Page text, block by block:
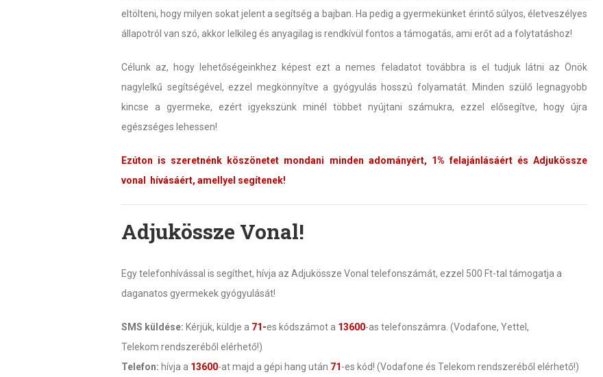
eltölteni, hogy milyen sokat jelent a segítség a bajban. Ha pedig a gyermekünket érintő súlyos, életveszélyes
állapotról van szó, akkor lelkileg és anyagilag is rendkívül fontos a támogatás, ami erőt ad a folytatáshoz!
Célunk az, hogy lehetőségeinkhez képest ezt a nemes feladatot továbbra is el tudjuk látni az Önök
nagylelkű segítségével, ezzel megkönnyítve a gyógyulás hosszú folyamatát. Minden szülő legnagyobb
kincse a gyermeke, ezért igyekszünk minél többet nyújtani számukra, ezzel elősegítve, hogy újra
egészséges lehessen!
Ezúton is szeretnénk köszönetet mondani minden adományért, 1% felajánlásáért és Adjukössze
vonal hívásáért, amellyel segítenek!
Adjukössze Vonal!
Egy telefonhívással is segíthet, hívja az Adjukössze Vonal telefonszámát, ezzel 500 Ft-tal támogatja a
daganatos gyermekek gyógyulását!
SMS küldése: Kérjük, küldje a 71-es kódszámot a 13600-as telefonszámra. (Vodafone, Yettel,
Telekom rendszeréből elérhető!)
Telefon: hívja a 13600-at majd a gépi hang után 71-es kód! (Vodafone és Telekom rendszeréből elérhető!)